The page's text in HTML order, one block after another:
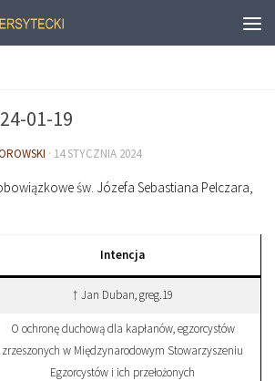
01-19
· 14 STYCZNIA 2024
św. Józefa Sebastiana Pelczara,
Intencja
† Jan Duban, greg.19
O ochronę duchową dla kapłanów, egzorcystów
zrzeszonych w Międzynarodowym Stowarzyszeniu
Egzorcystów i ich przełożonych